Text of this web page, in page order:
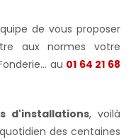
de vous proposer
aux normes votre
au 01 64 21 68
d'installations, voilà
des centaines